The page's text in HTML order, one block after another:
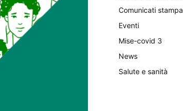
Comunicati stampa
Eventi
Mise-covid 3
News
Salute e sanità